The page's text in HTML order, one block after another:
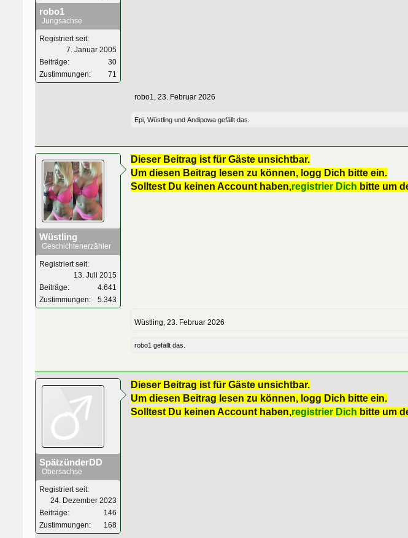
robo1
Jungsachse
Registriert seit:
7. Januar 2005
Beiträge:
30
Zustimmungen:
71
robo1 23. Februar 2026
Epi Wüstling und Andipowa gefällt das.
Wüstling
Geschichtenerzähler
Registriert seit:
13. Juli 2015
Beiträge:
4.641
Zustimmungen:
5.343
Dieser Beitrag ist für Gäste unsichtbar.
Um diesen Beitrag lesen zu können, logg Dich bitte ein.
Solltest Du keinen Account haben,registrier Dich bitte um
Wüstling 23. Februar 2026
robo1 gefällt das.
SpätzünderDD
Obersachse
Registriert seit:
24. Dezember 2023
Beiträge:
146
Zustimmungen:
168
Dieser Beitrag ist für Gäste unsichtbar.
Um diesen Beitrag lesen zu können, logg Dich bitte ein.
Solltest Du keinen Account haben,registrier Dich bitte um